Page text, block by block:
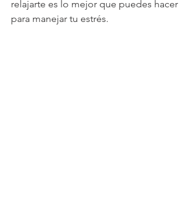
relajarte es lo mejor que puedes hacer
para manejar tu estrés.